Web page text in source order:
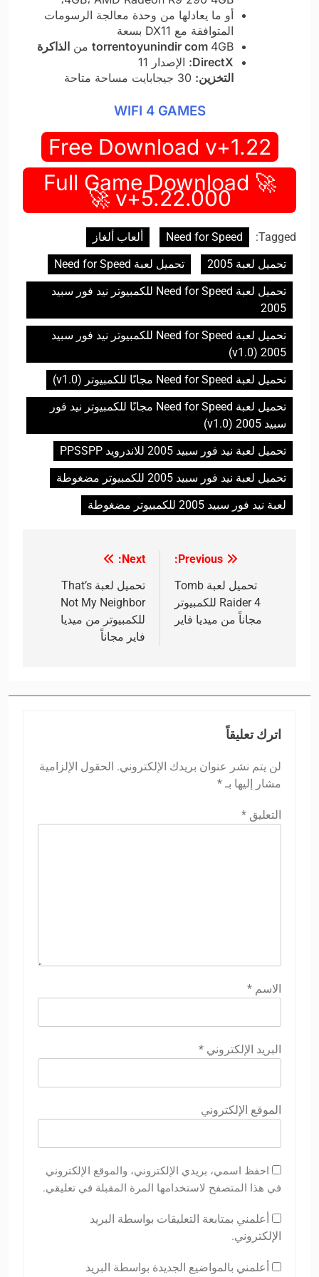
أو ما يعادلها من وحدة معالجة الرسومات
المتوافقة مع DX11 بسعة
torrentoyunindir com 4GB من
الذاكرة
DirectX: الإصدار 11
التخزين:
WIFI 4 GAMES
Free Download v+1.22
🚀 Full Game Download
v+5.22.000 🚀
Tagged:
Need for Speed
ألعاب ألغاز
تحميل لعبة 2005
تحميل لعبة Need for Speed
تحميل لعبة Need for Speed للكمبيوتر نيد فور سبيد
2005
تحميل لعبة Need for Speed للكمبيوتر نيد فور سبيد
2005 (v1.0)
تحميل لعبة Need for Speed مجانًا للكمبيوتر (v1.0)
تحميل لعبة Need for Speed مجانًا للكمبيوتر نيد فور
سبيد 2005 (v1.0)
تحميل لعبة نيد فور سبيد 2005 للاندرويد PPSSPP
تحميل لعبة نيد فور سبيد 2005 للكمبيوتر مضغوطة
لعبة نيد فور سبيد 2005 للكمبيوتر مضغوطة
المقالات
Previous:
تحميل لعبة Tomb
Raider 4 للكمبيوتر
مجاناً من ميديا فاير
Next:
تحميل لعبة That’s
Not My Neighbor
للكمبيوتر من ميديا
فاير مجاناً
اترك تعليقاً
لن يتم نشر عنوان بريدك الإلكتروني. الحقول الإلزامية
مشار إليها بـ *
التعليق *
الاسم *
البريد الإلكتروني *
الموقع الإلكتروني
احفظ اسمي، بريدي الإلكتروني، والموقع الإلكتروني
في هذا المتصفح لاستخدامها المرة المقبلة في تعليقي.
أعلمني بمتابعة التعليقات بواسطة البريد
الإلكتروني.
أعلمني بالمواضيع الجديدة بواسطة البريد